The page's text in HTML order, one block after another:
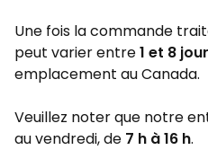
Une fois la commande
peut varier entre1 et 8
emplacement au Canada.
Veuillez noter que notre
au vendredi, de 7 h à 16 h.